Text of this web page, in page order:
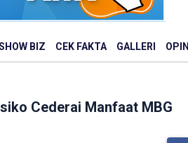
BIZ CEK FAKTA GALLERI OPINI
Cederai Manfaat MBG